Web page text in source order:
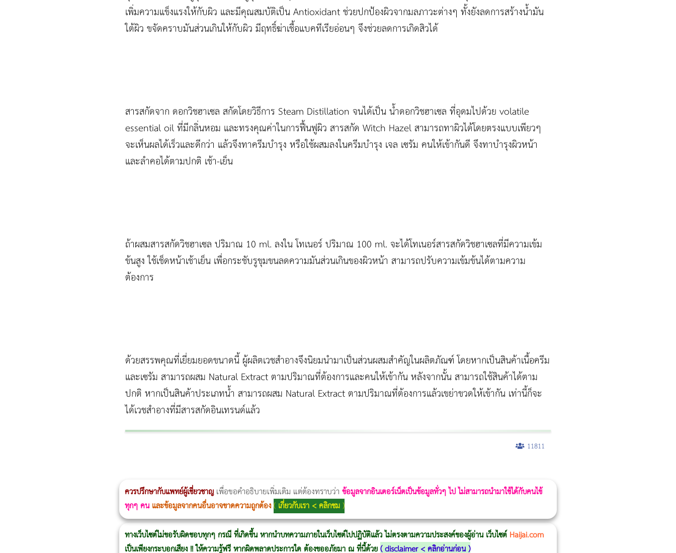
เพิ่มความแข็งแรงให้กับผิว และมีคุณสมบัติเป็น Antioxidant ช่วยปกป้องผิวจากมลภาวะต่างๆ ทั้งยังลดการสร้างน้ำมัน
ใต้ผิว ขจัดคราบมันส่วนเกินให้กับผิว มีฤทธิ์ฆ่าเชื้อแบคทีเรียอ่อนๆ จึงช่วยลดการเกิดสิวได้
สารสกัดจาก ดอกวิชฮาเซล สกัดโดยวิธีการ Steam Distillation จนได้เป็น น้ำดอกวิชฮาเซล ที่อุดมไปด้วย volatile
essential oil ที่มีกลิ่นหอม และทรงคุณค่าในการฟื้นฟูผิว สารสกัด Witch Hazel สามารถทาผิวได้โดยตรงแบบเพียวๆ
จะเห็นผลได้เร็วและดีกว่า แล้วจึงทาครีมบำรุง หรือใช้ผสมลงในครีมบำรุง เจล เซรัม คนให้เข้ากันดี จึงทาบำรุงผิวหน้า
และลำคอได้ตามปกติ เช้า-เย็น
ถ้าผสมสารสกัดวิชฮาเซล ปริมาณ 10 ml. ลงใน โทเนอร์ ปริมาณ 100 ml. จะได้โทเนอร์สารสกัดวิชฮาเซลที่มีความเข้ม
ข้นสูง ใช้เช็ดหน้าเช้าเย็น เพื่อกระชับรูขุมขนลดความมันส่วนเกินของผิวหน้า สามารถปรับความเข้มข้นได้ตามความ
ต้องการ
ด้วยสรรพคุณที่เยี่ยมยอดขนาดนี้ ผู้ผลิตเวชสำอางจึงนิยมนำมาเป็นส่วนผสมสำคัญในผลิตภัณฑ์ โดยหากเป็นสินค้าเนื้อครีม
และเซรัม สามารถผสม Natural Extract ตามปริมาณที่ต้องการและคนให้เข้ากัน หลังจากนั้น สามารถใช้สินค้าได้ตาม
ปกติ หากเป็นสินค้าประเภทน้ำ สามารถผสม Natural Extract ตามปริมาณที่ต้องการแล้วเขย่าขวดให้เข้ากัน เท่านี้ก็จะ
ได้เวชสำอางที่มีสารสกัดอินเทรนด์แล้ว
11811
ควรปรึกษากับแพทย์ผู้เชี่ยวชาญเพื่อขอคำอธิบายเพิ่มเติม แต่ต้องทราบว่า ข้อมูลจากอินเตอร์เน็ตเป็นข้อมูลทั่วๆ ไป ไม่สามารถนำมาใช้ได้กับคนไข้
ทุกๆ คน และข้อมูลจากคนอื่นอาจขาดความถูกต้อง( เกี่ยวกับเรา < คลิกชม)
ทางเว็บไซต์ไม่ขอรับผิดชอบทุกๆ กรณี ที่เกิดขึ้น หากนำบทความภายในเว็บไซต์ไปปฏิบัติแล้ว ไม่ตรงตามความประสงค์ของผู้อ่าน เว็บไซต์Haijai.com
เป็นเพียงกระบอกเสียง !! ให้ความรู้ฟรี หากผิดพลาดประการใด ต้องขออภัยมา ณ ที่นี้ด้วย(disclaimer < คลิกอ่านก่อน)